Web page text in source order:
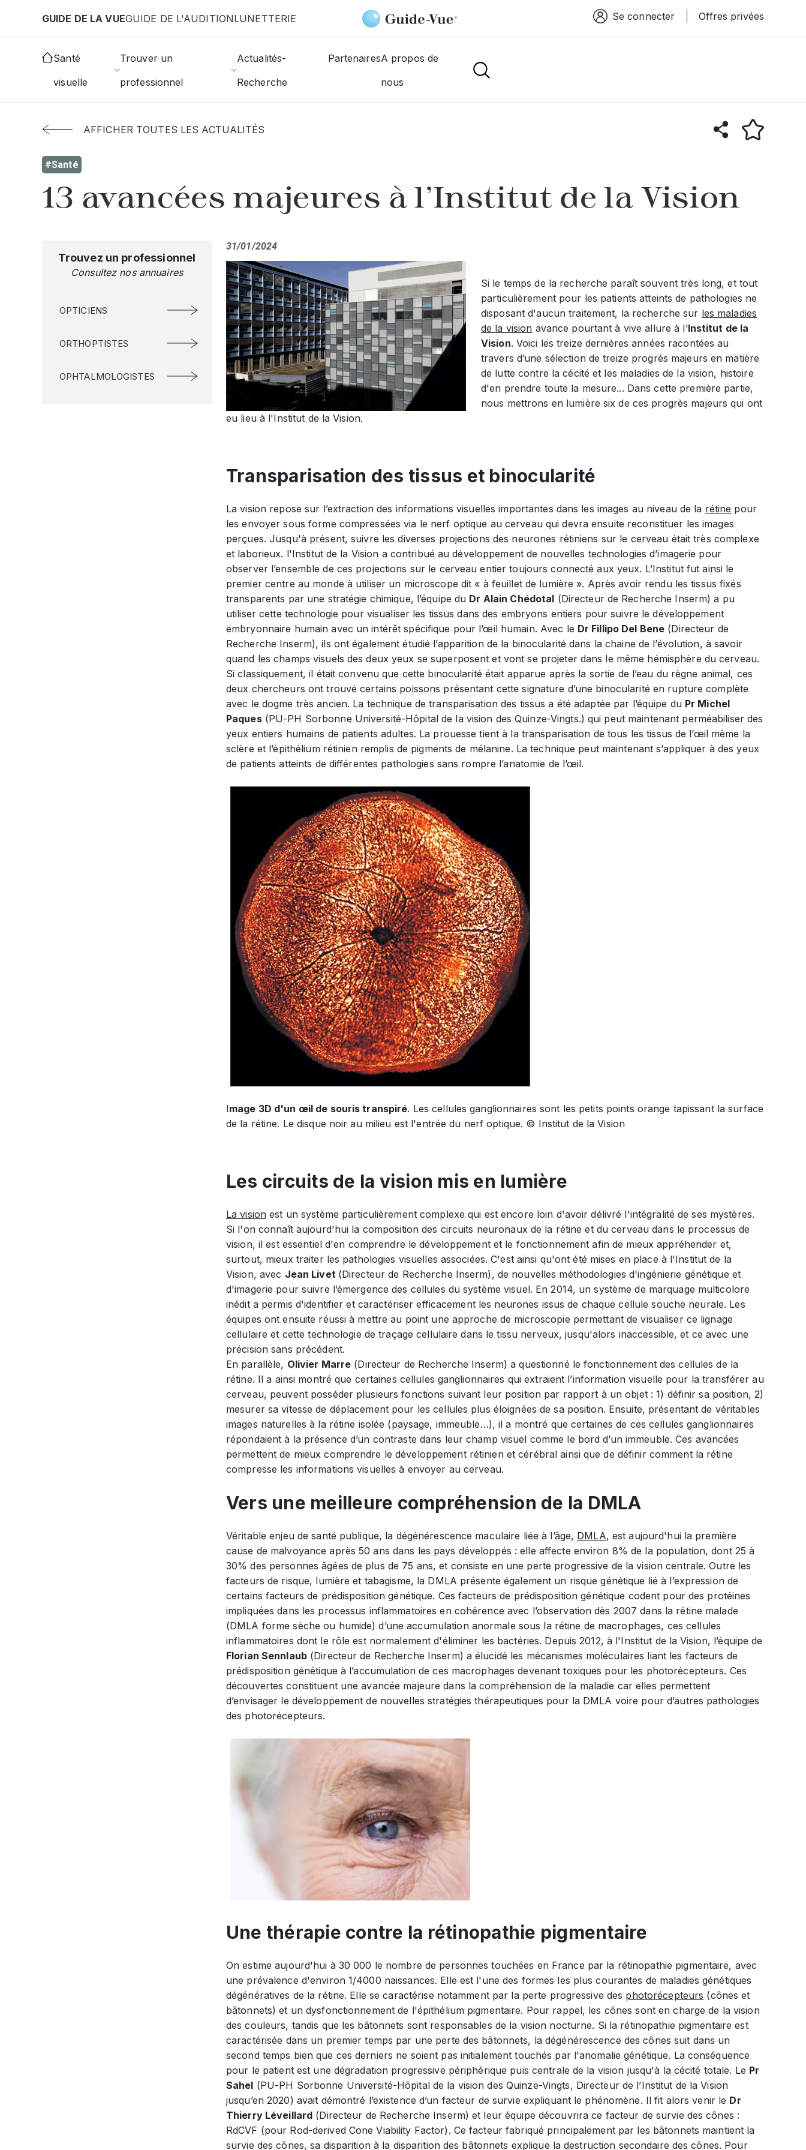
GUIDE DE LA VUEGUIDE DE L'AUDITIONLUNETTERIE Espace connexion
Se connecter Offres privées
Santé
visuelle
Trouver un
professionnel
Actualités-
Recherche
PartenairesA propos de
nous
AFFICHER TOUTES LES ACTUALITÉS
#Santé
13 avancées majeures à l'Institut de la Vision
Trouvez un professionnel
Consultez nos annuaires
OPTICIENS
ORTHOPTISTES
OPHTALMOLOGISTES
31/01/2024
Si le temps de la recherche paraît souvent très long, et tout
particulièrement pour les patients atteints de pathologies ne
disposant d'aucun traitement, la recherche sur les maladies
de la vision avance pourtant à vive allure à l’Institut de la
Vision. Voici les treize dernières années racontées au
travers d’une sélection de treize progrès majeurs en matière
de lutte contre la cécité et les maladies de la vision, histoire
d'en prendre toute la mesure... Dans cette première partie,
nous mettrons en lumière six de ces progrès majeurs qui ont
eu lieu à l'Institut de la Vision.
Transparisation des tissus et binocularité
La vision repose sur l’extraction des informations visuelles importantes dans les images au niveau de la rétine pour
les envoyer sous forme compressées via le nerf optique au cerveau qui devra ensuite reconstituer les images
perçues. Jusqu'à présent, suivre les diverses projections des neurones rétiniens sur le cerveau était très complexe
et laborieux. l'Institut de la Vision a contribué au développement de nouvelles technologies d’imagerie pour
observer l’ensemble de ces projections sur le cerveau entier toujours connecté aux yeux. L’Institut fut ainsi le
premier centre au monde à utiliser un microscope dit « à feuillet de lumière ». Après avoir rendu les tissus fixés
transparents par une stratégie chimique, l’équipe du Dr Alain Chédotal (Directeur de Recherche Inserm) a pu
utiliser cette technologie pour visualiser les tissus dans des embryons entiers pour suivre le développement
embryonnaire humain avec un intérêt spécifique pour l’œil humain. Avec le Dr Fillipo Del Bene (Directeur de
Recherche Inserm), ils ont également étudié l’apparition de la binocularité dans la chaine de l’évolution, à savoir
quand les champs visuels des deux yeux se superposent et vont se projeter dans le même hémisphère du cerveau.
Si classiquement, il était convenu que cette binocularité était apparue après la sortie de l’eau du règne animal, ces
deux chercheurs ont trouvé certains poissons présentant cette signature d’une binocularité en rupture complète
avec le dogme très ancien. La technique de transparisation des tissus a été adaptée par l’équipe du Pr Michel
Paques(PU-PH Sorbonne Université-Hôpital de la vision des Quinze-Vingts.) qui peut maintenant perméabiliser des
yeux entiers humains de patients adultes. La prouesse tient à la transparisation de tous les tissus de l’œil même la
sclère et l’épithélium rétinien remplis de pigments de mélanine. La technique peut maintenant s’appliquer à des yeux
de patients atteints de différentes pathologies sans rompre l’anatomie de l’œil.
Image 3D d'un œil de souris transpiré. Les cellules ganglionnaires sont les petits points orange tapissant la surface
de la rétine. Le disque noir au milieu est l'entrée du nerf optique. © Institut de la Vision
Les circuits de la vision mis en lumière
La vision est un système particulièrement complexe qui est encore loin d'avoir délivré l'intégralité de ses mystères.
Si l'on connaît aujourd'hui la composition des circuits neuronaux de la rétine et du cerveau dans le processus de
vision, il est essentiel d'en comprendre le développement et le fonctionnement afin de mieux appréhender et,
surtout, mieux traiter les pathologies visuelles associées. C'est ainsi qu'ont été mises en place à l'Institut de la
Vision, avec Jean Livet (Directeur de Recherche Inserm), de nouvelles méthodologies d'ingénierie génétique et
d'imagerie pour suivre l’émergence des cellules du système visuel. En 2014, un système de marquage multicolore
inédit a permis d'identifier et caractériser efficacement les neurones issus de chaque cellule souche neurale. Les
équipes ont ensuite réussi à mettre au point une approche de microscopie permettant de visualiser ce lignage
cellulaire et cette technologie de traçage cellulaire dans le tissu nerveux, jusqu'alors inaccessible, et ce avec une
précision sans précédent.
En parallèle, Olivier Marre (Directeur de Recherche Inserm) a questionné le fonctionnement des cellules de la
rétine. Il a ainsi montré que certaines cellules ganglionnaires qui extraient l’information visuelle pour la transférer au
cerveau, peuvent posséder plusieurs fonctions suivant leur position par rapport à un objet : 1) définir sa position, 2)
mesurer sa vitesse de déplacement pour les cellules plus éloignées de sa position. Ensuite, présentant de véritables
images naturelles à la rétine isolée (paysage, immeuble…), il a montré que certaines de ces cellules ganglionnaires
répondaient à la présence d’un contraste dans leur champ visuel comme le bord d’un immeuble. Ces avancées
permettent de mieux comprendre le développement rétinien et cérébral ainsi que de définir comment la rétine
compresse les informations visuelles à envoyer au cerveau.
Vers une meilleure compréhension de la DMLA
Véritable enjeu de santé publique, la dégénérescence maculaire liée à l’âge, DMLA, est aujourd'hui la première
cause de malvoyance après 50 ans dans les pays développés : elle affecte environ 8% de la population, dont 25 à
30% des personnes âgées de plus de 75 ans, et consiste en une perte progressive de la vision centrale. Outre les
facteurs de risque, lumière et tabagisme, la DMLA présente également un risque génétique lié à l’expression de
certains facteurs de prédisposition génétique. Ces facteurs de prédisposition génétique codent pour des protéines
impliquées dans les processus inflammatoires en cohérence avec l’observation dès 2007 dans la rétine malade
(DMLA forme sèche ou humide) d’une accumulation anormale sous la rétine de macrophages, ces cellules
inflammatoires dont le rôle est normalement d'éliminer les bactéries. Depuis 2012, à l'Institut de la Vision, l’équipe de
Florian Sennlaub(Directeur de Recherche Inserm) a élucidé les mécanismes moléculaires liant les facteurs de
prédisposition génétique à l’accumulation de ces macrophages devenant toxiques pour les photorécepteurs. Ces
découvertes constituent une avancée majeure dans la compréhension de la maladie car elles permettent
d’envisager le développement de nouvelles stratégies thérapeutiques pour la DMLA voire pour d’autres pathologies
des photorécepteurs.
Une thérapie contre la rétinopathie pigmentaire
On estime aujourd'hui à 30 000 le nombre de personnes touchées en France par la rétinopathie pigmentaire, avec
une prévalence d'environ 1/4000 naissances. Elle est l'une des formes les plus courantes de maladies génétiques
dégénératives de la rétine. Elle se caractérise notamment par la perte progressive des photorécepteurs (cônes et
bâtonnets) et un dysfonctionnement de l'épithélium pigmentaire. Pour rappel, les cônes sont en charge de la vision
des couleurs, tandis que les bâtonnets sont responsables de la vision nocturne. Si la rétinopathie pigmentaire est
caractérisée dans un premier temps par une perte des bâtonnets, la dégénérescence des cônes suit dans un
second temps bien que ces derniers ne soient pas initialement touchés par l'anomalie génétique. La conséquence
pour le patient est une dégradation progressive périphérique puis centrale de la vision jusqu'à la cécité totale. Le Pr
Sahel (PU-PH Sorbonne Université-Hôpital de la vision des Quinze-Vingts, Directeur de l’Institut de la Vision
jusqu’en 2020) avait démontré l’existence d’un facteur de survie expliquant le phénomène. Il fit alors venir le Dr
Thierry Léveillard (Directeur de Recherche Inserm) et leur équipe découvrira ce facteur de survie des cônes :
RdCVF (pour Rod-derived Cone Viability Factor). Ce facteur fabriqué principalement par les bâtonnets maintient la
survie des cônes, sa disparition à la disparition des bâtonnets explique la destruction secondaire des cônes. Pour